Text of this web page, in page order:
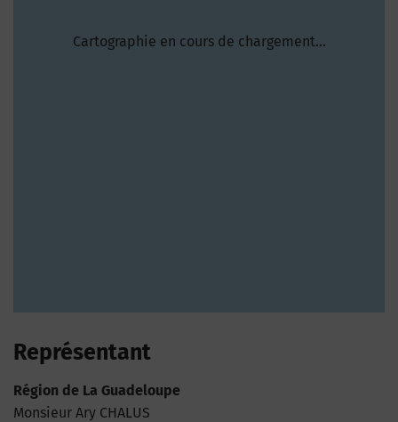
Cartographie en cours de chargement...
Représentant
Région de La Guadeloupe
Monsieur Ary CHALUS